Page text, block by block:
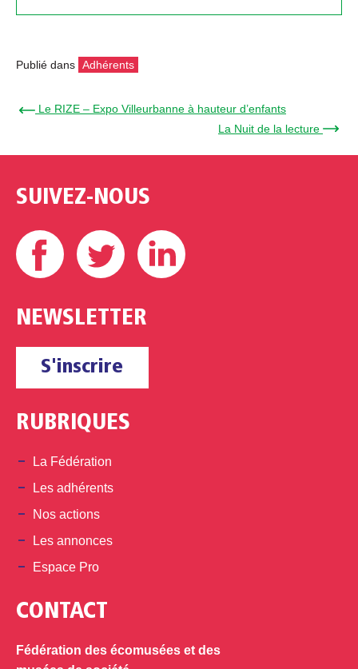
Publié dans Adhérents
← Le RIZE – Expo Villeurbanne à hauteur d’enfants
La Nuit de la lecture →
SUIVEZ-NOUS
Facebook Twitter
NEWSLETTER
S'inscrire
RUBRIQUES
La Fédération
Les adhérents
Nos actions
Les annonces
Espace Pro
CONTACT
Fédération des écomusées et des